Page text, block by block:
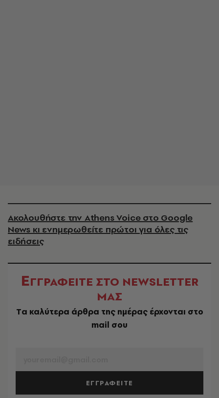
Ακολουθήστε την Athens Voice στο Google
News κι ενημερωθείτε πρώτοι για όλες τις
ειδήσεις
ΕΓΓΡΑΦΕΙΤΕ ΣΤΟ NEWSLETTER
ΜΑΣ
Tα καλύτερα άρθρα της ημέρας έρχονται στο
mail σου
ΕΓΓΡΑΦΕΙΤΕ